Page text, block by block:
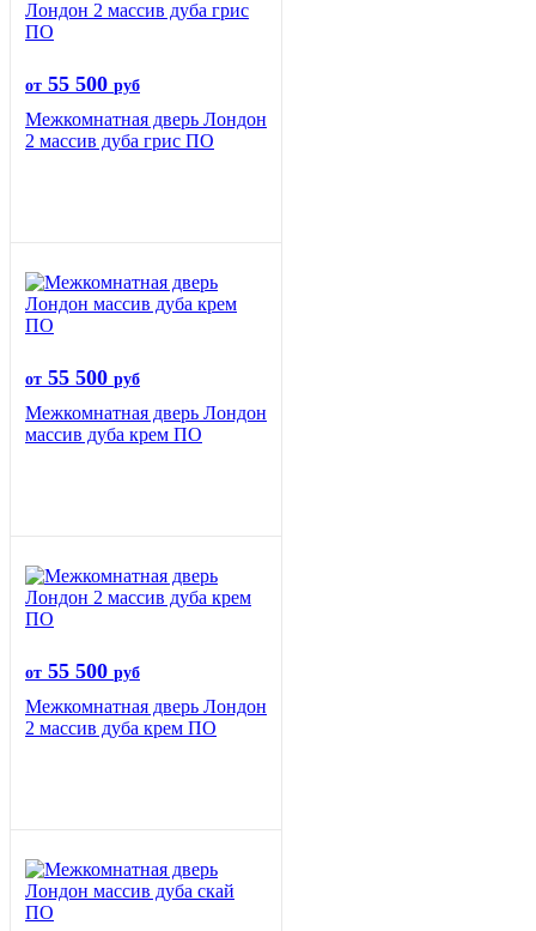
от 55 500 руб
Межкомнатная дверь Лондон
2 массив дуба грис ПО
от 55 500 руб
Межкомнатная дверь Лондон
массив дуба крем ПО
от 55 500 руб
Межкомнатная дверь Лондон
2 массив дуба крем ПО